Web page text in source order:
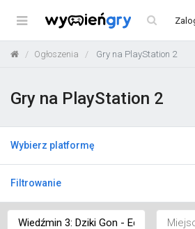
Menu
Ogłoszenia Gry na PlayStation 2
Gry na PlayStation 2
Wybierz platformę
Filtrowanie